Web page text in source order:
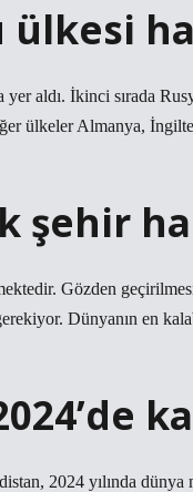
ülkesi
aldı. İkinci sırada
ülkeler Almanya,
şehir
Gözden
Dünyanın en
2024 yılında dünya